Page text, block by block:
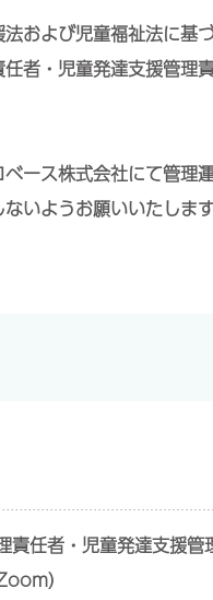
および児童福祉法に基
者・児童発達支援管理
ース株式会社にて管理
いようお願いいたします
責任者・児童発達支援
）